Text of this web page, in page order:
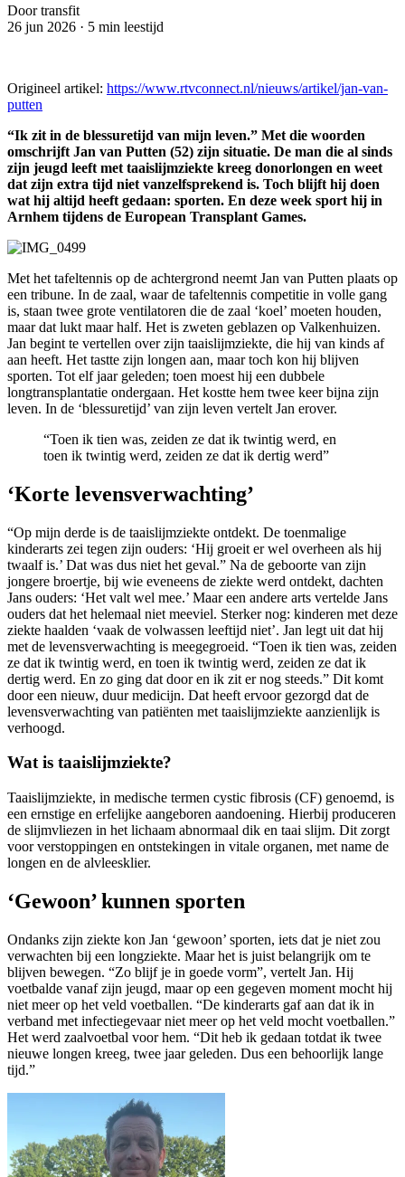
Door transfit
26 jun 2026 · 5 min leestijd
Origineel artikel: https://www.rtvconnect.nl/nieuws/artikel/jan-van-
putten
“Ik zit in de blessuretijd van mijn leven.” Met die woorden
omschrijft Jan van Putten (52) zijn situatie. De man die al sinds
zijn jeugd leeft met taaislijmziekte kreeg donorlongen en weet
dat zijn extra tijd niet vanzelfsprekend is. Toch blijft hij doen
wat hij altijd heeft gedaan: sporten. En deze week sport hij in
Arnhem tijdens de European Transplant Games.
Met het tafeltennis op de achtergrond neemt Jan van Putten plaats op
een tribune. In de zaal, waar de tafeltennis competitie in volle gang
is, staan twee grote ventilatoren die de zaal ‘koel’ moeten houden,
maar dat lukt maar half. Het is zweten geblazen op Valkenhuizen.
Jan begint te vertellen over zijn taaislijmziekte, die hij van kinds af
aan heeft. Het tastte zijn longen aan, maar toch kon hij blijven
sporten. Tot elf jaar geleden; toen moest hij een dubbele
longtransplantatie ondergaan. Het kostte hem twee keer bijna zijn
leven. In de ‘blessuretijd’ van zijn leven vertelt Jan erover.
“Toen ik tien was, zeiden ze dat ik twintig werd, en
toen ik twintig werd, zeiden ze dat ik dertig werd”
‘Korte levensverwachting’
“Op mijn derde is de taaislijmziekte ontdekt. De toenmalige
kinderarts zei tegen zijn ouders: ‘Hij groeit er wel overheen als hij
twaalf is.’ Dat was dus niet het geval.” Na de geboorte van zijn
jongere broertje, bij wie eveneens de ziekte werd ontdekt, dachten
Jans ouders: ‘Het valt wel mee.’ Maar een andere arts vertelde Jans
ouders dat het helemaal niet meeviel. Sterker nog: kinderen met deze
ziekte haalden ‘vaak de volwassen leeftijd niet’. Jan legt uit dat hij
met de levensverwachting is meegegroeid. “Toen ik tien was, zeiden
ze dat ik twintig werd, en toen ik twintig werd, zeiden ze dat ik
dertig werd. En zo ging dat door en ik zit er nog steeds.” Dit komt
door een nieuw, duur medicijn. Dat heeft ervoor gezorgd dat de
levensverwachting van patiënten met taaislijmziekte aanzienlijk is
verhoogd.
Wat is taaislijmziekte?
Taaislijmziekte, in medische termen cystic fibrosis (CF) genoemd, is
een ernstige en erfelijke aangeboren aandoening. Hierbij produceren
de slijmvliezen in het lichaam abnormaal dik en taai slijm. Dit zorgt
voor verstoppingen en ontstekingen in vitale organen, met name de
longen en de alvleesklier.
‘Gewoon’ kunnen sporten
Ondanks zijn ziekte kon Jan ‘gewoon’ sporten, iets dat je niet zou
verwachten bij een longziekte. Maar het is juist belangrijk om te
blijven bewegen. “Zo blijf je in goede vorm”, vertelt Jan. Hij
voetbalde vanaf zijn jeugd, maar op een gegeven moment mocht hij
niet meer op het veld voetballen. “De kinderarts gaf aan dat ik in
verband met infectiegevaar niet meer op het veld mocht voetballen.”
Het werd zaalvoetbal voor hem. “Dit heb ik gedaan totdat ik twee
nieuwe longen kreeg, twee jaar geleden. Dus een behoorlijk lange
tijd.”